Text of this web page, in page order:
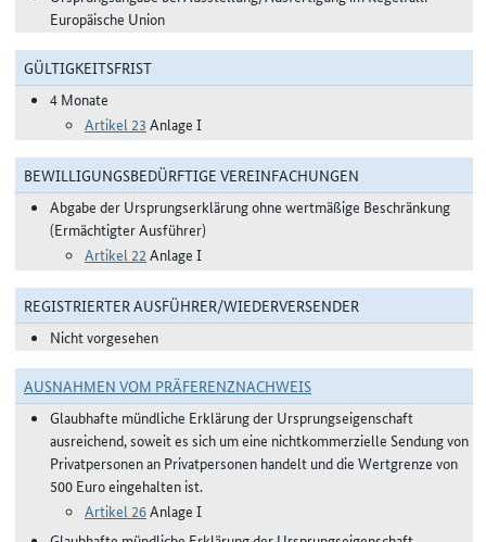
Europäische Union
GÜLTIGKEITSFRIST
4 Monate
Artikel 23 Anlage I
BEWILLIGUNGSBEDÜRFTIGE VEREINFACHUNGEN
Abgabe der Ursprungserklärung ohne wertmäßige Beschränkung
(Ermächtigter Ausführer)
Artikel 22 Anlage I
REGISTRIERTER AUSFÜHRER/WIEDERVERSENDER
Nicht vorgesehen
AUSNAHMEN VOM PRÄFERENZNACHWEIS
Glaubhafte mündliche Erklärung der Ursprungseigenschaft
ausreichend, soweit es sich um eine nichtkommerzielle Sendung von
Privatpersonen an Privatpersonen handelt und die Wertgrenze von
500 Euro eingehalten ist.
Artikel 26Anlage I